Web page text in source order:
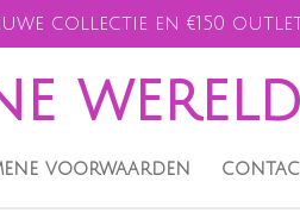
collectie en €150
wereld
voorwaarden